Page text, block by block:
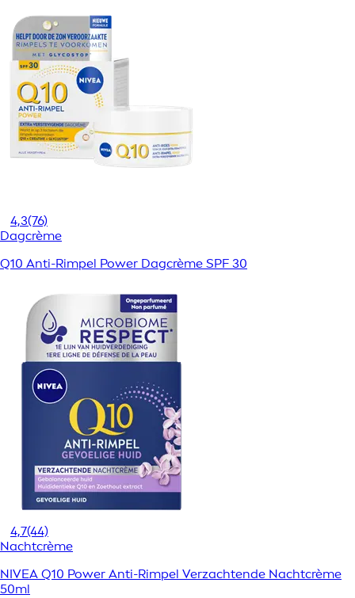
4,3(76)
Dagcrème
Q10 Anti-Rimpel Power Dagcrème SPF 30
4,7(44)
Nachtcrème
NIVEA Q10 Power Anti-Rimpel Verzachtende Nachtcrème
50ml